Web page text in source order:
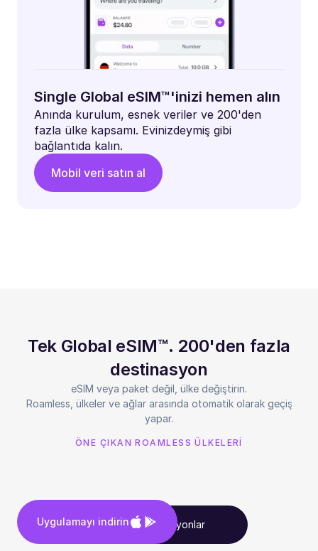
Single Global eSIM™'inizi hemen alın
Anında kurulum, esnek veriler ve 200'den
fazla ülke kapsamı. Evinizdeymiş gibi
bağlantıda kalın.
Mobil veri satın al
Tek Global eSIM™. 200'den fazla
destinasyon
eSIM veya paket değil, ülke değiştirin.
Roamless, ülkeler ve ağlar arasında otomatik olarak geçiş
yapar.
ÖNE ÇIKAN ROAMLESS ÜLKELERİ
Tüm destinasyonlar
Uygulamayı indirin